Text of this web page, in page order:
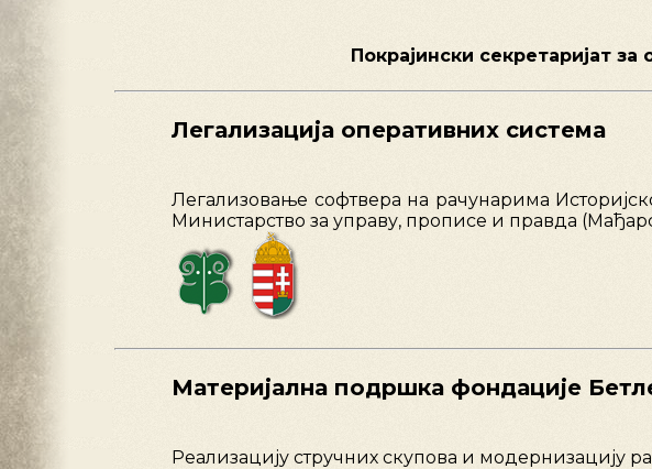
Покрајински секретаријат
Легализација оперативних система
Легализовање софтвера на рачунарима
Министарство за управу, прописе и правда
Материјална подршка фондације
Реализацију стручних скупова и модернизацију